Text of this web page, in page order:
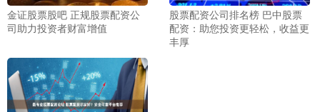
金证股票股吧 正规股票配资公
司助力投资者财富增值
股票配资公司排名榜 巴中股票
配资：助您投资更轻松，收益更
丰厚